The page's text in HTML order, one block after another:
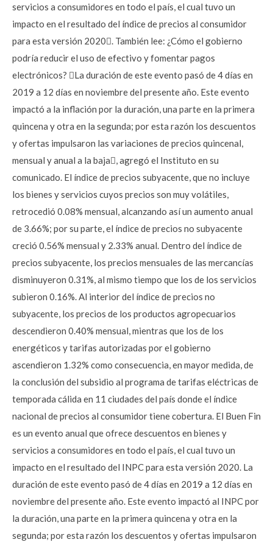
servicios a consumidores en todo el país, el cual tuvo un
impacto en el resultado del índice de precios al consumidor
para esta versión 2020. También lee: ¿Cómo el gobierno
podría reducir el uso de efectivo y fomentar pagos
electrónicos? La duración de este evento pasó de 4 días en
2019 a 12 días en noviembre del presente año. Este evento
impactó a la inflación por la duración, una parte en la primera
quincena y otra en la segunda; por esta razón los descuentos
y ofertas impulsaron las variaciones de precios quincenal,
mensual y anual a la baja, agregó el Instituto en su
comunicado. El índice de precios subyacente, que no incluye
los bienes y servicios cuyos precios son muy volátiles,
retrocedió 0.08% mensual, alcanzando así un aumento anual
de 3.66%; por su parte, el índice de precios no subyacente
creció 0.56% mensual y 2.33% anual. Dentro del índice de
precios subyacente, los precios mensuales de las mercancías
disminuyeron 0.31%, al mismo tiempo que los de los servicios
subieron 0.16%. Al interior del índice de precios no
subyacente, los precios de los productos agropecuarios
descendieron 0.40% mensual, mientras que los de los
energéticos y tarifas autorizadas por el gobierno
ascendieron 1.32% como consecuencia, en mayor medida, de
la conclusión del subsidio al programa de tarifas eléctricas de
temporada cálida en 11 ciudades del país donde el índice
nacional de precios al consumidor tiene cobertura. El Buen Fin
es un evento anual que ofrece descuentos en bienes y
servicios a consumidores en todo el país, el cual tuvo un
impacto en el resultado del INPC para esta versión 2020. La
duración de este evento pasó de 4 días en 2019 a 12 días en
noviembre del presente año. Este evento impactó al INPC por
la duración, una parte en la primera quincena y otra en la
segunda; por esta razón los descuentos y ofertas impulsaron